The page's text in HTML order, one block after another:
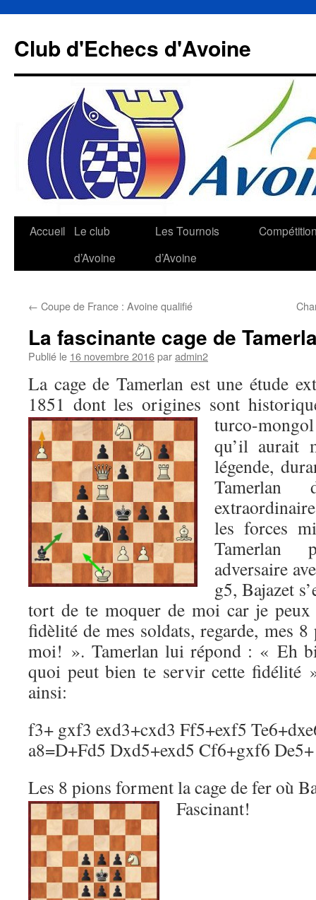
contenu
Club d'Echecs d'Avoine
Accueil
Le club
d’Avoine
Les Tournois
d’Avoine
← Coupe de France : Avoine qualifié
La fascinante cage de
Publié le 16 novembre 2016paradmin2
La cage de Tamerlan est une étude
1851 dont les origines sont
turco-
qu’il aurait
légende,
Tamerlan
les forces
Tamerlan
adversaire
g5, Bajazet
tort de te moquer de moi car je
fidèlité de mes soldats, regarde, mes
moi! ». Tamerlan lui répond : « Eh
quoi peut bien te servir cette fidélité
ainsi:
f3+ gxf3 exd3+cxd3 Ff5+exf5
a8=D+Fd5 Dxd5+exd5 Cf6+gxf6
Les 8 pions forment la cage de fer où
Fascinant!